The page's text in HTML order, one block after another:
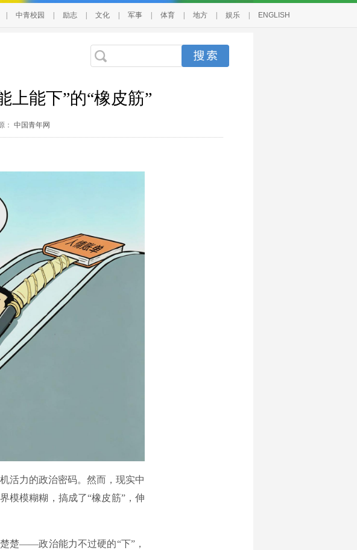
中青校园 励志 文化 军事 体育 地方 娱乐 ENGLISH
上能下”的“橡皮筋”
： 中国青年网
力的政治密码。然而，现实中
模模糊糊，搞成了“橡皮筋”，伸
楚——政治能力不过硬的“下”，